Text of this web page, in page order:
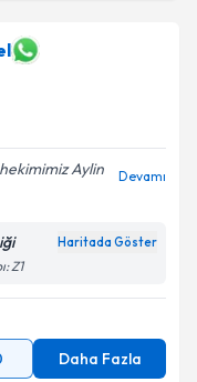
Aylin
Devamı
Haritada Göster
Z1
Daha Fazla